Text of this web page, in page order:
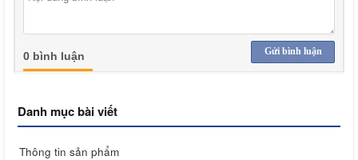
Gửi bình luận
0 bình luận
Danh mục bài viết
Thông tin sản phẩm